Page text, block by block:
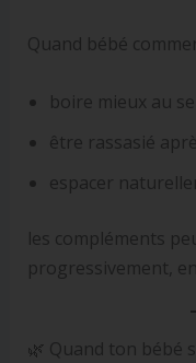
Quand bébé
boire mieux au
être rassasié
espacer
les compléments
progressivement,
🌿 Quand ton bébé